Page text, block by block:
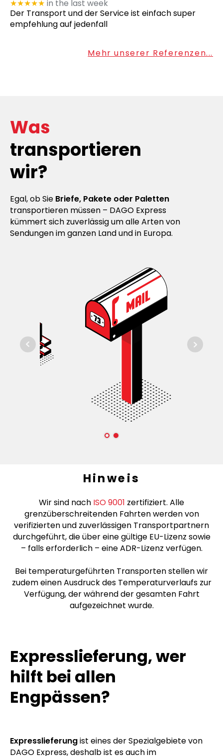
★★★★★ in the last week
Der Transport und der Service ist einfach super
empfehlung auf jedenfall
Mehr unserer Referenzen...
Was
transportieren
wir?
Egal, ob Sie Briefe, Pakete oder Paletten
transportieren müssen – DAGO Express
kümmert sich zuverlässig um alle Arten von
Sendungen im ganzen Land und in Europa.
Hinweis
Wir sind nach ISO 9001 zertifiziert. Alle
grenzüberschreitenden Fahrten werden von
verifizierten und zuverlässigen Transportpartnern
durchgeführt, die über eine gültige EU-Lizenz sowie
– falls erforderlich – eine ADR-Lizenz verfügen.
Bei temperaturgeführten Transporten stellen wir
zudem einen Ausdruck des Temperaturverlaufs zur
Verfügung, der während der gesamten Fahrt
aufgezeichnet wurde.
Expresslieferung, wer
hilft bei allen
Engpässen?
Expresslieferungist eines der Spezialgebiete von
DAGO Express, deshalb ist es auch im